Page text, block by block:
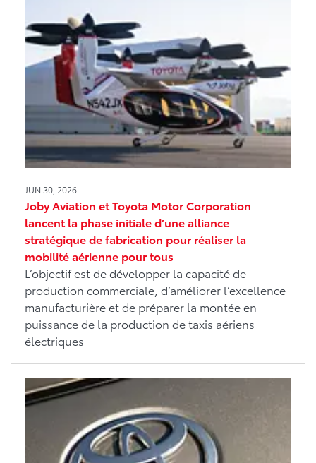
JUN 30, 2026
Joby Aviation et Toyota Motor Corporation
lancent la phase initiale d’une alliance
stratégique de fabrication pour réaliser la
mobilité aérienne pour tous
L’objectif est de développer la capacité de
production commerciale, d’améliorer l’excellence
manufacturière et de préparer la montée en
puissance de la production de taxis aériens
électriques